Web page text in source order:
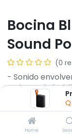
Q
Home
Bocina
Sound
(0
- Sonido
- Diseño de
- Sonido
- Batería de
- Compatible
- Resistencia al